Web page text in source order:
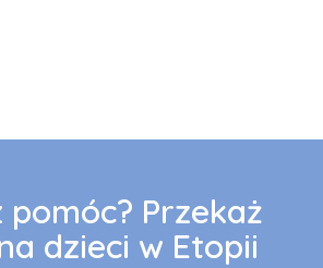
pomóc? Przekaż
dzieci w Etopii